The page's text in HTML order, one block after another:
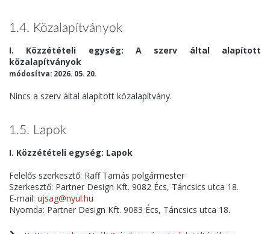
1.4. Közalapítványok
I. Közzétételi egység: A szerv által alapított
közalapítványok
módosítva: 2026. 05. 20.
Nincs a szerv által alapított közalapítvány.
1.5. Lapok
I. Közzétételi egység: Lapok
Felelős szerkesztő: Raff Tamás polgármester
Szerkesztő: Partner Design Kft. 9082 Écs, Táncsics utca 18.
E-mail: ujsag@nyul.hu
Nyomda: Partner Design Kft. 9083 Écs, Táncsics utca 18.